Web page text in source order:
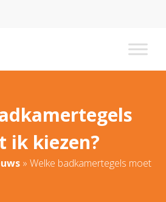
ik kiezen?
» Welke badkamertegels moet